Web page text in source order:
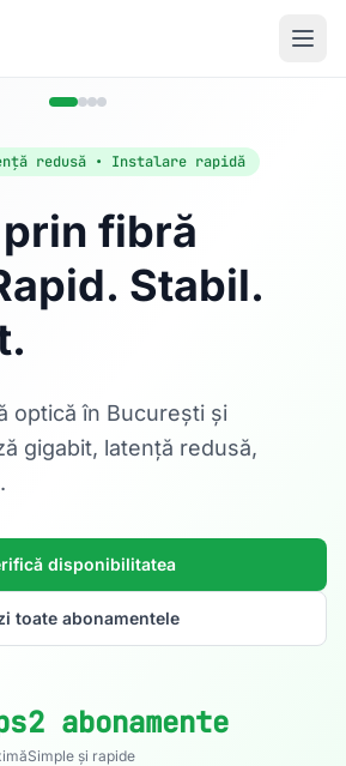
redusă • Instalare rapidă
fibră
Stabil.
optică în București și
gigabit, latență redusă,
disponibilitatea
toate abonamentele
2 abonamente
Simple și rapide
Gbps, direct în casa ta.